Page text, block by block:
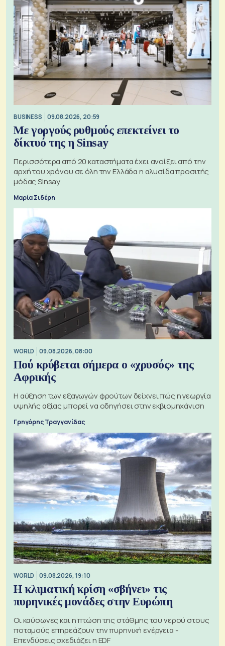
BUSINESS 09.08.2026, 20:59
Με γοργούς ρυθμούς επεκτείνει το
δίκτυό της η Sinsay
Περισσότερα από 20 καταστήματα έχει ανοίξει από την
αρχή του χρόνου σε όλη την Ελλάδα η αλυσίδα προσιτής
μόδας Sinsay
Μαρία Σιδέρη
WORLD 09.08.2026, 08:00
Πού κρύβεται σήμερα ο «χρυσός» της
Αφρικής
Η αύξηση των εξαγωγών φρούτων δείχνει πώς η γεωργία
υψηλής αξίας μπορεί να οδηγήσει στην εκβιομηχάνιση
Γρηγόρης Τραγγανίδας
WORLD 09.08.2026, 19:10
Η κλιματική κρίση «σβήνει» τις
πυρηνικές μονάδες στην Ευρώπη
Οι καύσωνες και η πτώση της στάθμης του νερού στους
ποταμούς επηρεάζουν την πυρηνική ενέργεια -
Επενδύσεις σχεδιάζει η EDF